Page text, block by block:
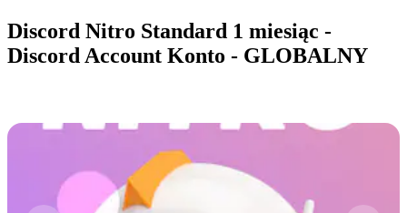
Discord Nitro Standard 1 miesiąc -
Discord Account Konto - GLOBALNY